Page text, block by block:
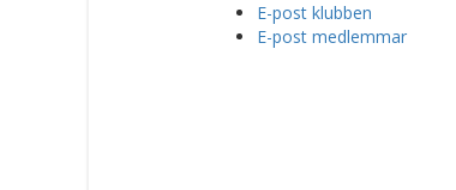
E-post klubben
E-post medlemmar